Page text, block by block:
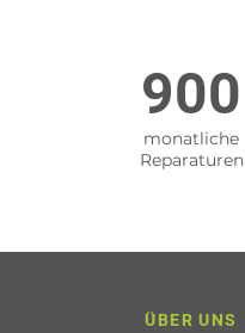
900
monatliche
Reparaturen
ÜBER UNS